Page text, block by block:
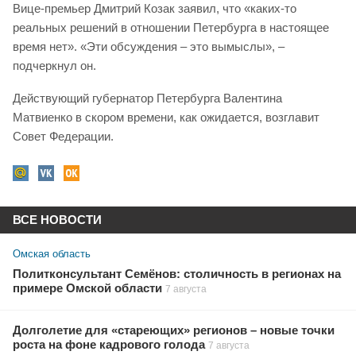
Вице-премьер Дмитрий Козак заявил, что «каких-то
реальных решений в отношении Петербурга в настоящее
время нет». «Эти обсуждения – это вымыслы», –
подчеркнул он.
Действующий губернатор Петербурга Валентина
Матвиенко в скором времени, как ожидается, возглавит
Совет Федерации.
ВСЕ НОВОСТИ
Омская область
Политконсультант Семёнов: столичность в регионах на
примере Омской области 7 августа
Долголетие для «стареющих» регионов – новые точки
роста на фоне кадрового голода 7 августа